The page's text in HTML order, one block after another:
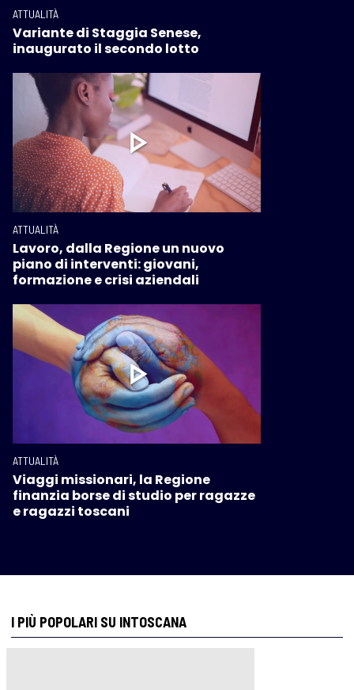
ATTUALITÀ
Variante di Staggia Senese,
inaugurato il secondo lotto
ATTUALITÀ
Lavoro, dalla Regione un nuovo
piano di interventi: giovani,
formazione e crisi aziendali
ATTUALITÀ
Viaggi missionari, la Regione
finanzia borse di studio per ragazze
e ragazzi toscani
I PIÙ POPOLARI SU INTOSCANA